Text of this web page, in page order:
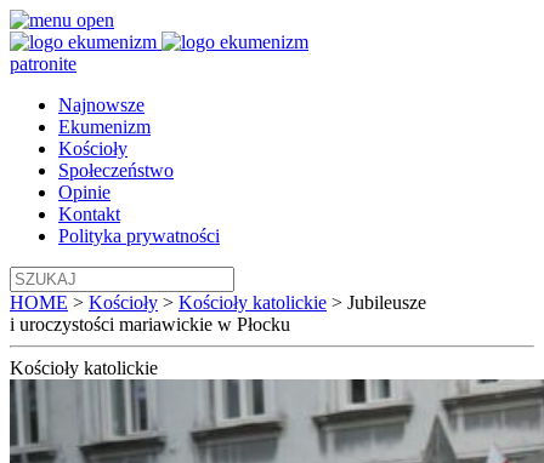
patronite
Najnowsze
Ekumenizm
Kościoły
Społeczeństwo
Opinie
Kontakt
Polityka prywatności
HOME > Kościoły > Kościoły katolickie > Jubileusze
i uroczystości mariawickie w Płocku
Kościoły katolickie